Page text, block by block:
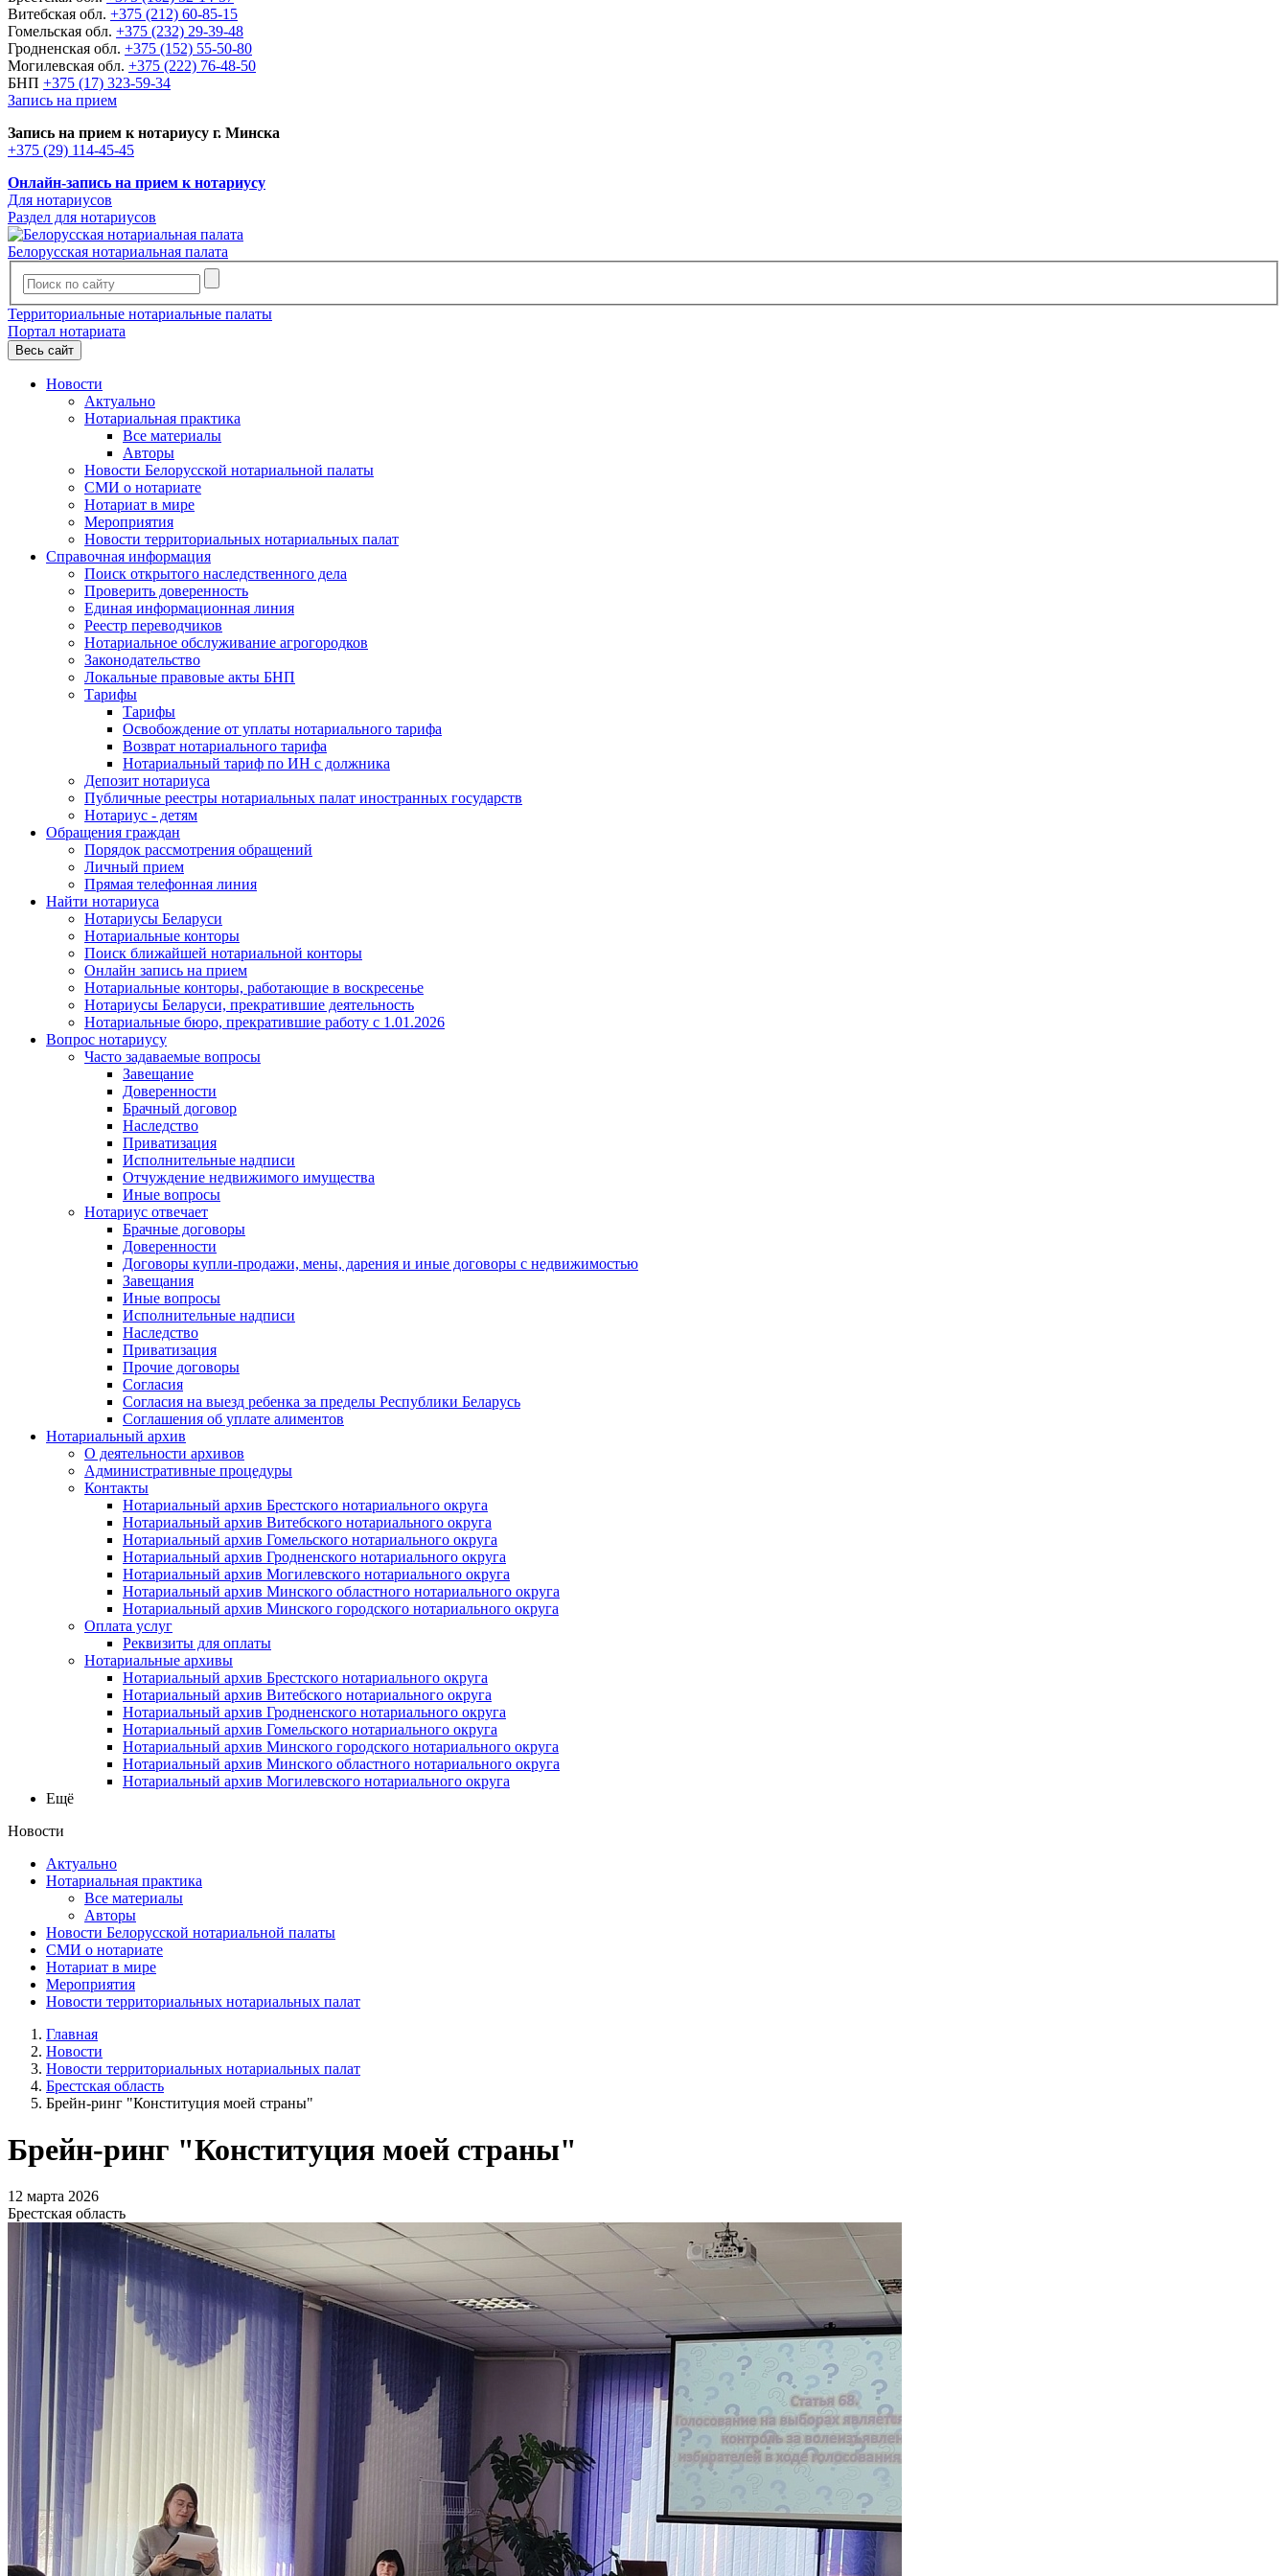
Витебская обл. +375 (212) 60-85-15
Гомельская обл. +375 (232) 29-39-48
Гродненская обл. +375 (152) 55-50-80
Могилевская обл. +375 (222) 76-48-50
БНП +375 (17) 323-59-34
Запись на прием
Запись на прием к нотариусу г. Минска
+375 (29) 114-45-45
Онлайн-запись на прием к нотариусу
Для нотариусов
Раздел для нотариусов
Белорусская нотариальная палата
Территориальные нотариальные палаты
Портал нотариата
Весь сайт
Новости
Актуально
Нотариальная практика
Все материалы
Авторы
Новости Белорусской нотариальной палаты
СМИ о нотариате
Нотариат в мире
Мероприятия
Новости территориальных нотариальных палат
Справочная информация
Поиск открытого наследственного дела
Проверить доверенность
Единая информационная линия
Реестр переводчиков
Нотариальное обслуживание агрогородков
Законодательство
Локальные правовые акты БНП
Тарифы
Тарифы
Освобождение от уплаты нотариального тарифа
Возврат нотариального тарифа
Нотариальный тариф по ИН с должника
Депозит нотариуса
Публичные реестры нотариальных палат иностранных государств
Нотариус - детям
Обращения граждан
Порядок рассмотрения обращений
Личный прием
Прямая телефонная линия
Найти нотариуса
Нотариусы Беларуси
Нотариальные конторы
Поиск ближайшей нотариальной конторы
Онлайн запись на прием
Нотариальные конторы, работающие в воскресенье
Нотариусы Беларуси, прекратившие деятельность
Нотариальные бюро, прекратившие работу с 1.01.2026
Вопрос нотариусу
Часто задаваемые вопросы
Завещание
Доверенности
Брачный договор
Наследство
Приватизация
Исполнительные надписи
Отчуждение недвижимого имущества
Иные вопросы
Нотариус отвечает
Брачные договоры
Доверенности
Договоры купли-продажи, мены, дарения и иные договоры с недвижимостью
Завещания
Иные вопросы
Исполнительные надписи
Наследство
Приватизация
Прочие договоры
Согласия
Согласия на выезд ребенка за пределы Республики Беларусь
Соглашения об уплате алиментов
Нотариальный архив
О деятельности архивов
Административные процедуры
Контакты
Нотариальный архив Брестского нотариального округа
Нотариальный архив Витебского нотариального округа
Нотариальный архив Гомельского нотариального округа
Нотариальный архив Гродненского нотариального округа
Нотариальный архив Могилевского нотариального округа
Нотариальный архив Минского областного нотариального округа
Нотариальный архив Минского городского нотариального округа
Оплата услуг
Реквизиты для оплаты
Нотариальные архивы
Нотариальный архив Брестского нотариального округа
Нотариальный архив Витебского нотариального округа
Нотариальный архив Гродненского нотариального округа
Нотариальный архив Гомельского нотариального округа
Нотариальный архив Минского городского нотариального округа
Нотариальный архив Минского областного нотариального округа
Нотариальный архив Могилевского нотариального округа
Ещё
Новости
Актуально
Нотариальная практика
Все материалы
Авторы
Новости Белорусской нотариальной палаты
СМИ о нотариате
Нотариат в мире
Мероприятия
Новости территориальных нотариальных палат
Главная
Новости
Новости территориальных нотариальных палат
Брестская область
Брейн-ринг "Конституция моей страны"
Брейн-ринг "Конституция моей страны"
12 марта 2026
Брестская область